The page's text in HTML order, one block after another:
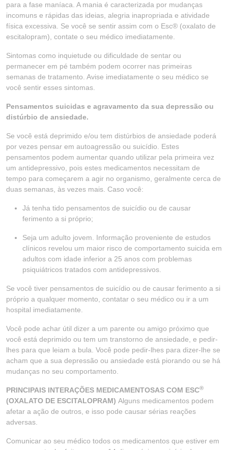
para a fase maníaca. A mania é caracterizada por mudanças
incomuns e rápidas das ideias, alegria inapropriada e atividade
física excessiva. Se você se sentir assim com o Esc® (oxalato de
escitalopram), contate o seu médico imediatamente.
Sintomas como inquietude ou dificuldade de sentar ou
permanecer em pé também podem ocorrer nas primeiras
semanas de tratamento. Avise imediatamente o seu médico se
você sentir esses sintomas.
Pensamentos suicidas e agravamento da sua depressão ou
distúrbio de ansiedade.
Se você está deprimido e/ou tem distúrbios de ansiedade poderá
por vezes pensar em autoagressão ou suicídio. Estes
pensamentos podem aumentar quando utilizar pela primeira vez
um antidepressivo, pois estes medicamentos necessitam de
tempo para começarem a agir no organismo, geralmente cerca de
duas semanas, às vezes mais. Caso você:
Já tenha tido pensamentos de suicídio ou de causar
ferimento a si próprio;
Seja um adulto jovem. Informação proveniente de estudos
clínicos revelou um maior risco de comportamento suicida em
adultos com idade inferior a 25 anos com problemas
psiquiátricos tratados com antidepressivos.
Se você tiver pensamentos de suicídio ou de causar ferimento a si
próprio a qualquer momento, contatar o seu médico ou ir a um
hospital imediatamente.
Você pode achar útil dizer a um parente ou amigo próximo que
você está deprimido ou tem um transtorno de ansiedade, e pedir-
lhes para que leiam a bula. Você pode pedir-lhes para dizer-lhe se
acham que a sua depressão ou ansiedade está piorando ou se há
mudanças no seu comportamento.
PRINCIPAIS INTERAÇÕES MEDICAMENTOSAS COM ESC®
(OXALATO DE ESCITALOPRAM) Alguns medicamentos podem
afetar a ação de outros, e isso pode causar sérias reações
adversas.
Comunicar ao seu médico todos os medicamentos que estiver em